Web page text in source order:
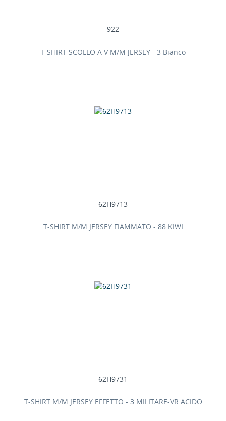
922
T-SHIRT SCOLLO A V M/M JERSEY - 3 Bianco
62H9713
T-SHIRT M/M JERSEY FIAMMATO - 88 KIWI
62H9731
T-SHIRT M/M JERSEY EFFETTO - 3 MILITARE-VR.ACIDO